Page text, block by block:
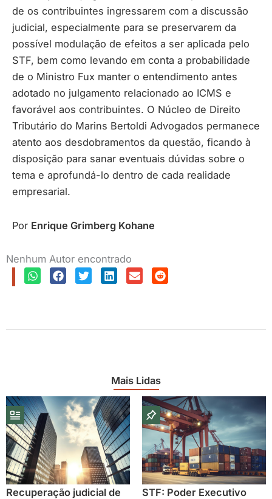
de os contribuintes ingressarem com a discussão
judicial, especialmente para se preservarem da
possível modulação de efeitos a ser aplicada pelo
STF, bem como levando em conta a probabilidade
de o Ministro Fux manter o entendimento antes
adotado no julgamento relacionado ao ICMS e
favorável aos contribuintes. O Núcleo de Direito
Tributário do Marins Bertoldi Advogados permanece
atento aos desdobramentos da questão, ficando à
disposição para sanar eventuais dúvidas sobre o
tema e aprofundá-lo dentro de cada realidade
empresarial.
Por Enrique Grimberg Kohane
Nenhum Autor encontrado
Mais Lidas
Recuperação judicial de
STF: Poder Executivo